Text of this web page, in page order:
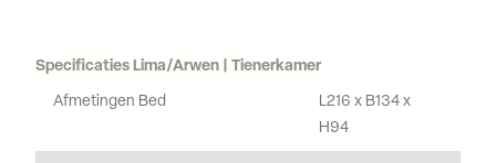
Specificaties Lima/Arwen | Tienerkamer
Afmetingen Bed
L216 x B134 x
H94